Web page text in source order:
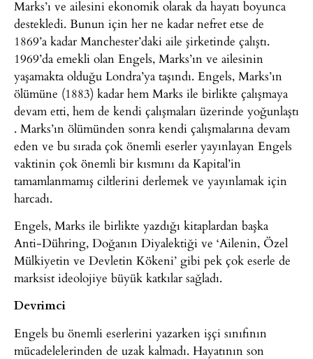
Marks’ı ve ailesini ekonomik olarak da hayatı boyunca
destekledi. Bunun için her ne kadar nefret etse de
1869’a kadar Manchester’daki aile şirketinde çalıştı.
1969’da emekli olan Engels, Marks’ın ve ailesinin
yaşamakta olduğu Londra’ya taşındı. Engels, Marks’ın
ölümüne (1883) kadar hem Marks ile birlikte çalışmaya
devam etti, hem de kendi çalışmaları üzerinde yoğunlaştı
. Marks’ın ölümünden sonra kendi çalışmalarına devam
eden ve bu sırada çok önemli eserler yayınlayan Engels
vaktinin çok önemli bir kısmını da Kapital’in
tamamlanmamış ciltlerini derlemek ve yayınlamak için
harcadı.
Engels, Marks ile birlikte yazdığı kitaplardan başka
Anti-Dühring, Doğanın Diyalektiği ve ‘Ailenin, Özel
Mülkiyetin ve Devletin Kökeni’ gibi pek çok eserle de
marksist ideolojiye büyük katkılar sağladı.
Devrimci
Engels bu önemli eserlerini yazarken işçi sınıfının
mücadelelerinden de uzak kalmadı. Hayatının son